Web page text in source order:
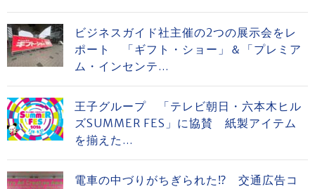
ビジネスガイド社主催の2つの展示会をレ
ポート 「ギフト・ショー」＆「プレミア
ム・インセンテ...
王子グループ 「テレビ朝日・六本木ヒル
ズSUMMER FES」に協賛 紙製アイテム
を揃えた...
電車の中づりがちぎられた⁉ 交通広告コ